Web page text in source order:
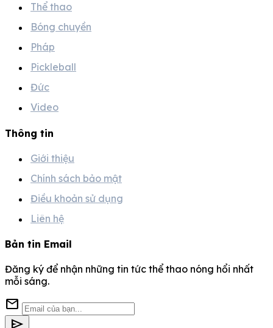
Thể thao
Bóng chuyền
Pháp
Pickleball
Đức
Video
Thông tin
Giới thiệu
Chính sách bảo mật
Điều khoản sử dụng
Liên hệ
Bản tin Email
Đăng ký để nhận những tin tức thể thao nóng hổi nhất
mỗi sáng.
mail